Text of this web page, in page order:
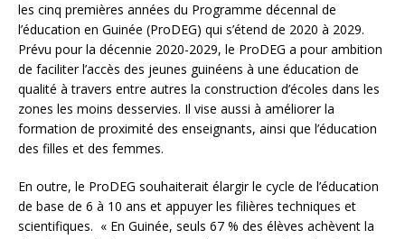
les cinq premières années du Programme décennal de
l’éducation en Guinée (ProDEG) qui s’étend de 2020 à 2029.
Prévu pour la décennie 2020-2029, le ProDEG a pour ambition
de faciliter l’accès des jeunes guinéens à une éducation de
qualité à travers entre autres la construction d’écoles dans les
zones les moins desservies. Il vise aussi à améliorer la
formation de proximité des enseignants, ainsi que l’éducation
des filles et des femmes.
En outre, le ProDEG souhaiterait élargir le cycle de l’éducation
de base de 6 à 10 ans et appuyer les filières techniques et
scientifiques. « En Guinée, seuls 67 % des élèves achèvent la